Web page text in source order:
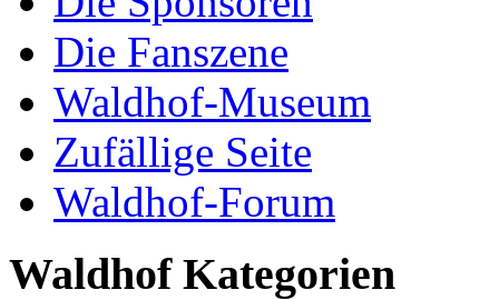
Die Fanszene
Waldhof-Museum
Zufällige Seite
Waldhof-Forum
Waldhof Kategorien